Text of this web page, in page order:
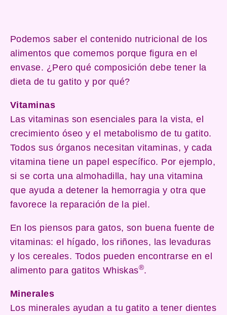
Podemos saber el contenido nutricional de los
alimentos que comemos porque figura en el
envase. ¿Pero qué composición debe tener la
dieta de tu gatito y por qué?
Vitaminas
Las vitaminas son esenciales para la vista, el
crecimiento óseo y el metabolismo de tu gatito.
Todos sus órganos necesitan vitaminas, y cada
vitamina tiene un papel específico. Por ejemplo,
si se corta una almohadilla, hay una vitamina
que ayuda a detener la hemorragia y otra que
favorece la reparación de la piel.
En los piensos para gatos, son buena fuente de
vitaminas: el hígado, los riñones, las levaduras
y los cereales. Todos pueden encontrarse en el
alimento para gatitos Whiskas®.
Minerales
Los minerales ayudan a tu gatito a tener dientes